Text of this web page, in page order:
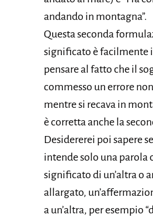
andando in montagna”.
Questa seconda
significato è facilmente
pensare al fatto che il
commesso un errore
mentre si recava in
è corretta anche la
Desidererei poi sapere
intende solo una parola
significato di un’altra o
allargato,
a un’altra, per esempio